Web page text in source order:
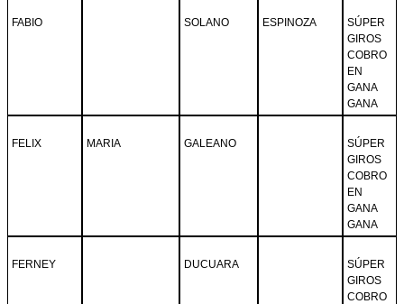
FABIO SOLANO ESPINOZA
SÚPER
GIROS
COBRO
EN
GANA
GANA
FELIX MARIA GALEANO
SÚPER
GIROS
COBRO
EN
GANA
GANA
FERNEY DUCUARA
SÚPER
GIROS
COBRO